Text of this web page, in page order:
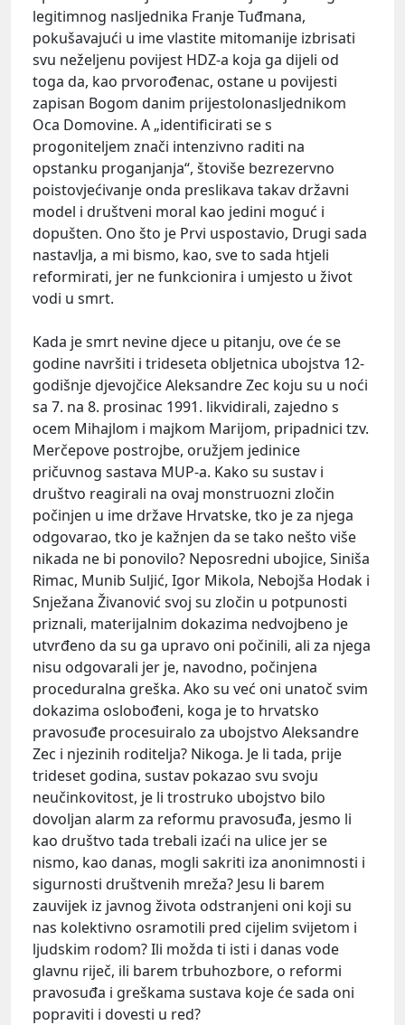
legitimnog nasljednika Franje Tuđmana,
pokušavajući u ime vlastite mitomanije izbrisati
svu neželjenu povijest HDZ-a koja ga dijeli od
toga da, kao prvorođenac, ostane u povijesti
zapisan Bogom danim prijestolonasljednikom
Oca Domovine. A „identificirati se s
progoniteljem znači intenzivno raditi na
opstanku proganjanja“, štoviše bezrezervno
poistovjećivanje onda preslikava takav državni
model i društveni moral kao jedini moguć i
dopušten. Ono što je Prvi uspostavio, Drugi sada
nastavlja, a mi bismo, kao, sve to sada htjeli
reformirati, jer ne funkcionira i umjesto u život
vodi u smrt.
Kada je smrt nevine djece u pitanju, ove će se
godine navršiti i trideseta obljetnica ubojstva 12-
godišnje djevojčice Aleksandre Zec koju su u noći
sa 7. na 8. prosinac 1991. likvidirali, zajedno s
ocem Mihajlom i majkom Marijom, pripadnici tzv.
Merčepove postrojbe, oružjem jedinice
pričuvnog sastava MUP-a. Kako su sustav i
društvo reagirali na ovaj monstruozni zločin
počinjen u ime države Hrvatske, tko je za njega
odgovarao, tko je kažnjen da se tako nešto više
nikada ne bi ponovilo? Neposredni ubojice, Siniša
Rimac, Munib Suljić, Igor Mikola, Nebojša Hodak i
Snježana Živanović svoj su zločin u potpunosti
priznali, materijalnim dokazima nedvojbeno je
utvrđeno da su ga upravo oni počinili, ali za njega
nisu odgovarali jer je, navodno, počinjena
proceduralna greška. Ako su već oni unatoč svim
dokazima oslobođeni, koga je to hrvatsko
pravosuđe procesuiralo za ubojstvo Aleksandre
Zec i njezinih roditelja? Nikoga. Je li tada, prije
trideset godina, sustav pokazao svu svoju
neučinkovitost, je li trostruko ubojstvo bilo
dovoljan alarm za reformu pravosuđa, jesmo li
kao društvo tada trebali izaći na ulice jer se
nismo, kao danas, mogli sakriti iza anonimnosti i
sigurnosti društvenih mreža? Jesu li barem
zauvijek iz javnog života odstranjeni oni koji su
nas kolektivno osramotili pred cijelim svijetom i
ljudskim rodom? Ili možda ti isti i danas vode
glavnu riječ, ili barem trbuhozbore, o reformi
pravosuđa i greškama sustava koje će sada oni
popraviti i dovesti u red?